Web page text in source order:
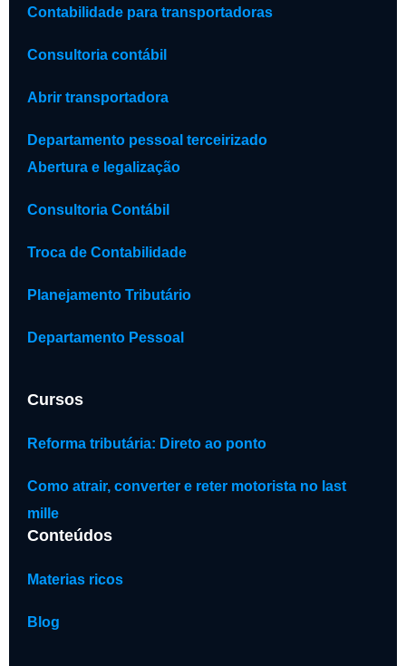
Contabilidade para transportadoras
Consultoria contábil
Abrir transportadora
Departamento pessoal terceirizado
Abertura e legalização
Consultoria Contábil
Troca de Contabilidade
Planejamento Tributário
Departamento Pessoal
Cursos
Reforma tributária: Direto ao ponto
Como atrair, converter e reter motorista no last
mille
Conteúdos
Materias ricos
Blog